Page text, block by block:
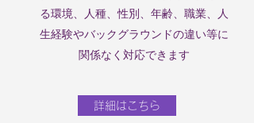
る環境、人種、性別、年齢、職業、人
生経験やバックグラウンドの違い等に
関係なく対応できます
詳細はこちら